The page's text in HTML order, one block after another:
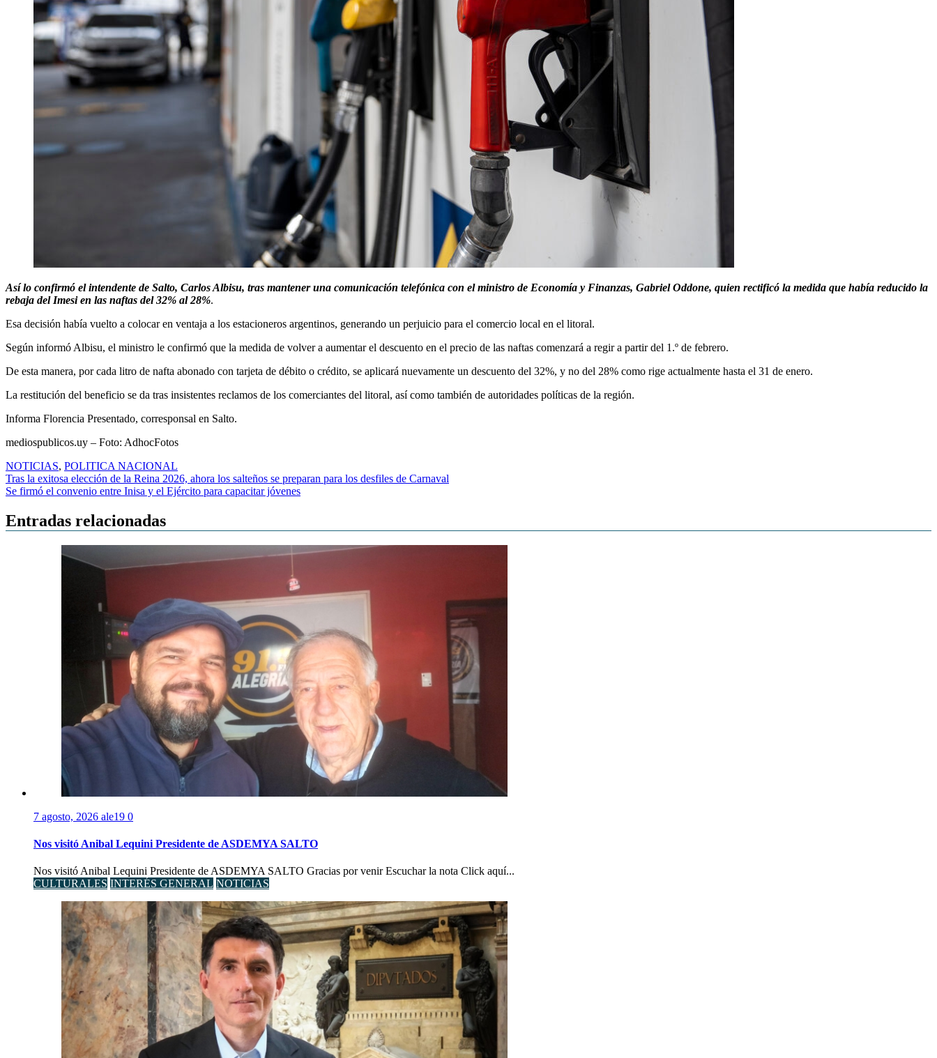
Así lo confirmó el intendente de Salto, Carlos Albisu, tras mantener una comunicación telefónica con el ministro de Economía y Finanzas, Gabriel Oddone, quien rectificó la medida que había reducido la
rebaja del Imesi en las naftas del 32% al 28%.
Esa decisión había vuelto a colocar en ventaja a los estacioneros argentinos, generando un perjuicio para el comercio local en el litoral.
Según informó Albisu, el ministro le confirmó que la medida de volver a aumentar el descuento en el precio de las naftas comenzará a regir a partir del 1.º de febrero.
De esta manera, por cada litro de nafta abonado con tarjeta de débito o crédito, se aplicará nuevamente un descuento del 32%, y no del 28% como rige actualmente hasta el 31 de enero.
La restitución del beneficio se da tras insistentes reclamos de los comerciantes del litoral, así como también de autoridades políticas de la región.
Informa Florencia Presentado, corresponsal en Salto.
mediospublicos.uy – Foto: AdhocFotos
NOTICIAS, POLITICA NACIONAL
Navegación
de
entradas
Tras la exitosa elección de la Reina 2026, ahora los salteños se preparan para los desfiles de Carnaval
Se firmó el convenio entre Inisa y el Ejército para capacitar jóvenes
Entradas relacionadas
7 agosto, 2026 ale19 0
Nos visitó Anibal Lequini Presidente de ASDEMYA SALTO
Nos visitó Anibal Lequini Presidente de ASDEMYA SALTO Gracias por venir Escuchar la nota Click aquí...
CULTURALES INTERÉS GENERAL NOTICIAS